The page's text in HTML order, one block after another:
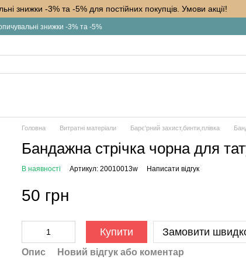
знижки -3% та -5% для постійних покупців. Умови акції!
знижки -3% та -5%
Головна Витратні матеріали Барє'рний захист,бинти,плівка
Бандажна стрічка чорна для
В наявності Артикул: 20010013w Написати відгук
50 грн
Купити Замовити
Опис Новий відгук або коментар